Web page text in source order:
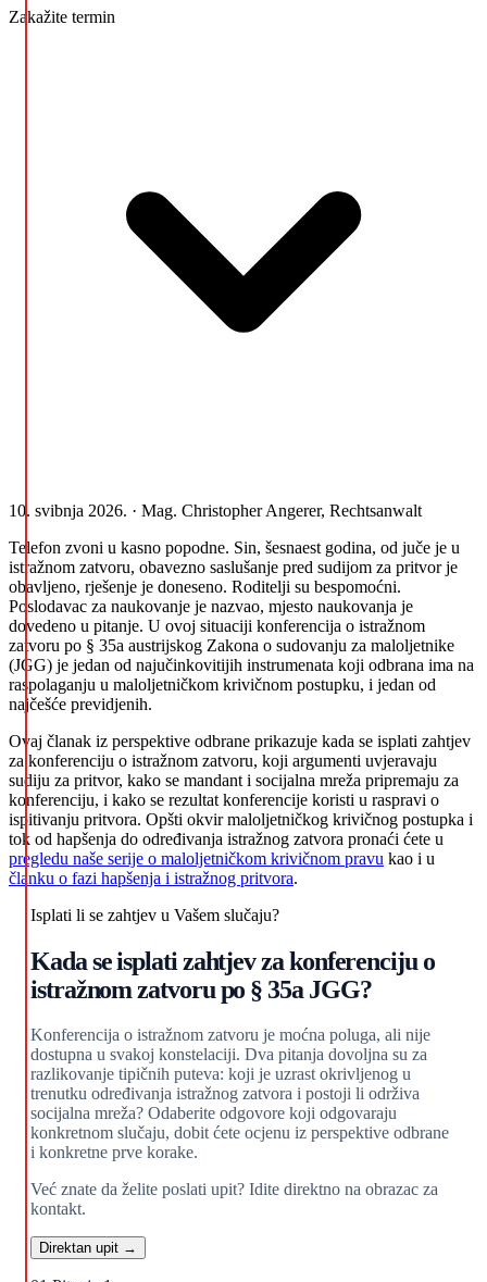
Zakažite termin
10. svibnja 2026. · Mag. Christopher Angerer, Rechtsanwalt
Telefon zvoni u kasno popodne. Sin, šesnaest godina, od juče je u
istražnom zatvoru, obavezno saslušanje pred sudijom za pritvor je
obavljeno, rješenje je doneseno. Roditelji su bespomoćni.
Poslodavac za naukovanje je nazvao, mjesto naukovanja je
dovedeno u pitanje. U ovoj situaciji konferencija o istražnom
zatvoru po § 35a austrijskog Zakona o sudovanju za maloljetnike
(JGG) je jedan od najučinkovitijih instrumenata koji odbrana ima na
raspolaganju u maloljetničkom krivičnom postupku, i jedan od
najčešće previdjenih.
Ovaj članak iz perspektive odbrane prikazuje kada se isplati zahtjev
za konferenciju o istražnom zatvoru, koji argumenti uvjeravaju
sudiju za pritvor, kako se mandant i socijalna mreža pripremaju za
konferenciju, i kako se rezultat konferencije koristi u raspravi o
ispitivanju pritvora. Opšti okvir maloljetničkog krivičnog postupka i
tok od hapšenja do određivanja istražnog zatvora pronaći ćete u
pregledu naše serije o maloljetničkom krivičnom pravu kao i u
članku o fazi hapšenja i istražnog pritvora.
Isplati li se zahtjev u Vašem slučaju?
Kada se isplati zahtjev za konferenciju o
istražnom zatvoru po § 35a JGG?
Konferencija o istražnom zatvoru je moćna poluga, ali nije
dostupna u svakoj konstelaciji. Dva pitanja dovoljna su za
razlikovanje tipičnih puteva: koji je uzrast okrivljenog u
trenutku određivanja istražnog zatvora i postoji li održiva
socijalna mreža? Odaberite odgovore koji odgovaraju
konkretnom slučaju, dobit ćete ocjenu iz perspektive odbrane
i konkretne prve korake.
Već znate da želite poslati upit? Idite direktno na obrazac za
kontakt.
Direktan upit →